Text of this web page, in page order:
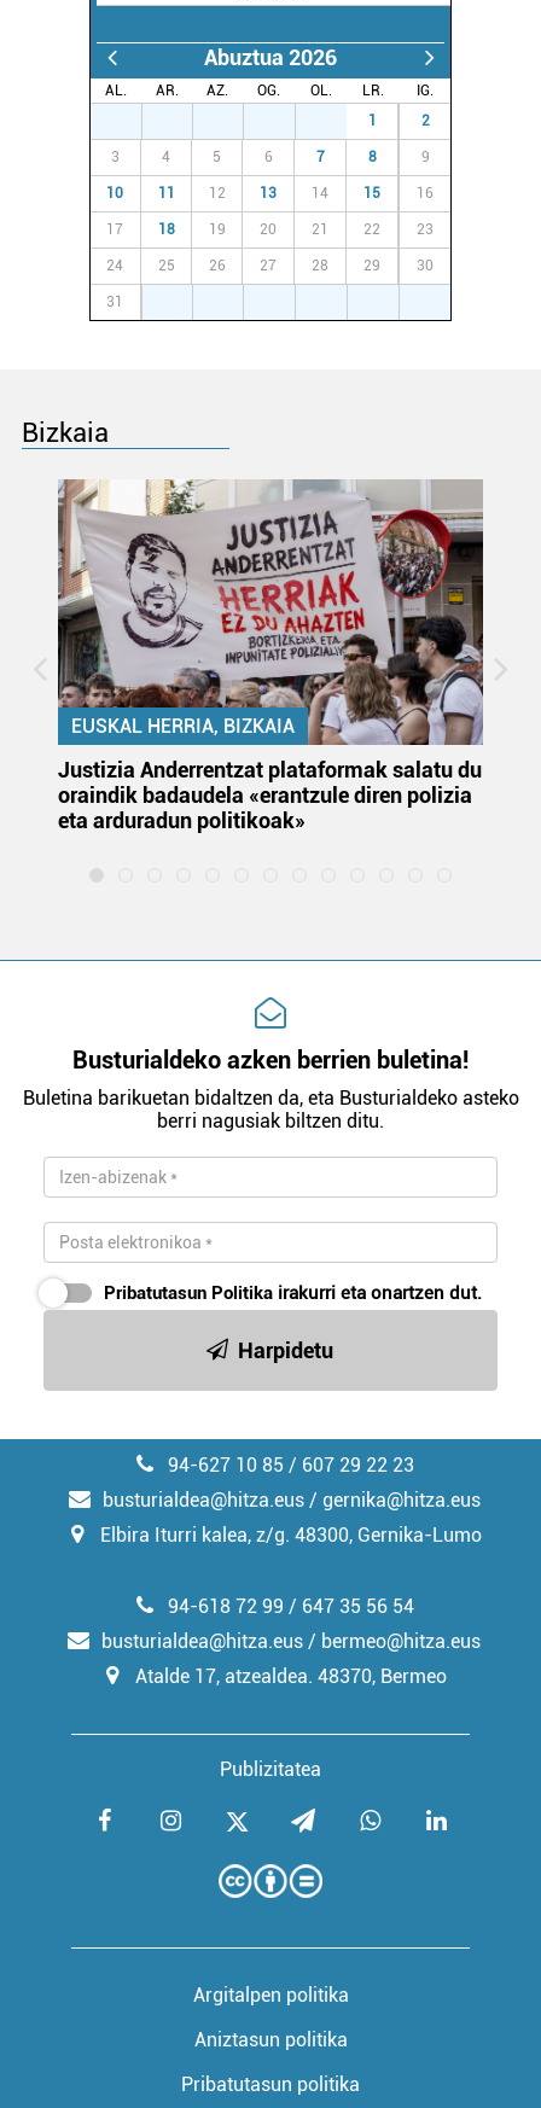
Abuztua 2026
AL. AR. AZ. OG. OL. LR.
IG.
1 2
3 4 5 6 7 8 9
10 11 12 13 14 15 16
17 18 19 20 21 22 23
24 25 26 27 28 29 30
31
Bizkaia
EUSKAL HERRIA, BIZKAIA
Justizia Anderrentzat plataformak salatu du
oraindik badaudela «erantzule diren polizia
eta arduradun politikoak»
Busturialdeko azken berrien buletina!
Buletina barikuetan bidaltzen da, eta Busturialdeko asteko
berri nagusiak biltzen ditu.
Pribatutasun Politika irakurri eta onartzen dut.
Harpidetu
94-627 10 85 / 607 29 22 23
busturialdea@hitza.eus / gernika@hitza.eus
Elbira Iturri kalea, z/g. 48300, Gernika-Lumo
Publizitatea
94-618 72 99 / 647 35 56 54
busturialdea@hitza.eus / bermeo@hitza.eus
Atalde 17, atzealdea. 48370, Bermeo
Argitalpen politika
Aniztasun politika
Pribatutasun politika